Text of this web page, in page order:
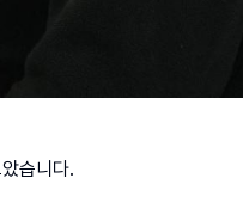
습니다.